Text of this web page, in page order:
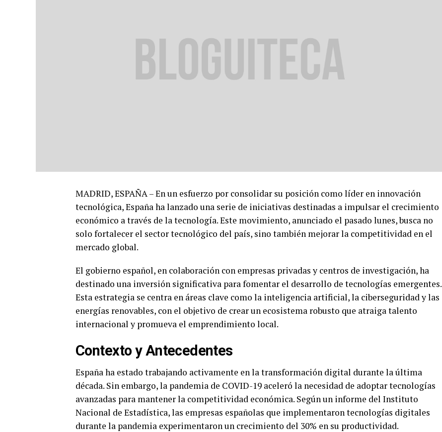
MADRID, ESPAÑA – En un esfuerzo por consolidar su posición como líder en innovación
tecnológica, España ha lanzado una serie de iniciativas destinadas a impulsar el crecimiento
económico a través de la tecnología. Este movimiento, anunciado el pasado lunes, busca no
solo fortalecer el sector tecnológico del país, sino también mejorar la competitividad en el
mercado global.
El gobierno español, en colaboración con empresas privadas y centros de investigación, ha
destinado una inversión significativa para fomentar el desarrollo de tecnologías emergentes.
Esta estrategia se centra en áreas clave como la inteligencia artificial, la ciberseguridad y las
energías renovables, con el objetivo de crear un ecosistema robusto que atraiga talento
internacional y promueva el emprendimiento local.
Contexto y Antecedentes
España ha estado trabajando activamente en la transformación digital durante la última
década. Sin embargo, la pandemia de COVID-19 aceleró la necesidad de adoptar tecnologías
avanzadas para mantener la competitividad económica. Según un informe del Instituto
Nacional de Estadística, las empresas españolas que implementaron tecnologías digitales
durante la pandemia experimentaron un crecimiento del 30% en su productividad.